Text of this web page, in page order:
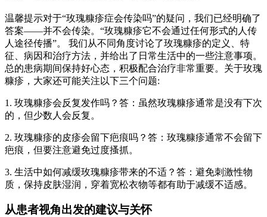
温馨提示对于“玫瑰糠疹症会传染吗”的疑问，我们已经明确了
答案——并不会传染。“玫瑰糠疹它不会通过任何形式的人传
人途径传播”。 我们从不同角度讨论了玫瑰糠疹的定义、特
征、病因和治疗方法，并给出了日常生活中的一些注意事项。
总的患病期间保持好心态，积极配合治疗非常重要。关于玫瑰
糠疹，大家还可能关注以下三个问题:
1. 玫瑰糠疹会反复发作吗？答：虽然玫瑰糠疹通常是没有下次
的，但少数人会反复。
2. 玫瑰糠疹的皮疹会留下疤痕吗？答：玫瑰糠疹通常不会留下
疤痕，但要注意避免过度搔抓。
3. 生活中如何减缓玫瑰糠疹带来的不适？答：避免刺激性物
质，保持皮肤湿润，穿着宽松衣物等都有助于减缓不适感。
从患者视角出发的建议与关怀